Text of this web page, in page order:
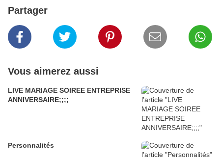
Partager
Vous aimerez aussi
LIVE MARIAGE SOIREE ENTREPRISE
ANNIVERSAIRE;;;;
Personnalités